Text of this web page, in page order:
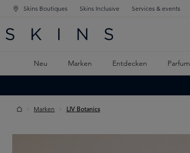
SPRINGEN
SPRINGEN
Skins Boutiques Skins Inclusive Services & events
Neu Marken Entdecken Parfum
Marken LIV Botanics